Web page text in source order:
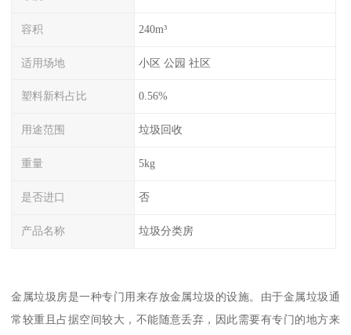
容积 240m³
适用场地 小区 公园 社区
塑料新料占比 0.56%
用途范围 垃圾回收
重量 5kg
是否进口 否
产品名称 垃圾分类房
金属垃圾房是一种专门用来存放金属垃圾的设施。由于金属垃圾通
常较重且占据空间较大，不能随意丢弃，因此需要有专门的地方来